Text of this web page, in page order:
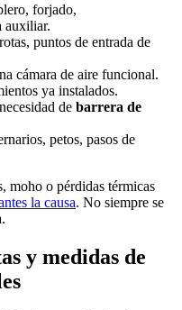
forjado,
auxiliar.
puntos de entrada de
cámara de aire funcional.
ya instalados.
de barrera de
petos, pasos de
moho o pérdidas térmicas
la causa. No siempre se
y medidas de